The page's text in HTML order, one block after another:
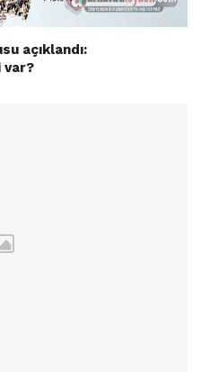
açıklandı:
var?